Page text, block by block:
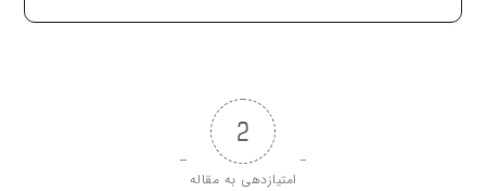
2
امتیازدهی به مقاله